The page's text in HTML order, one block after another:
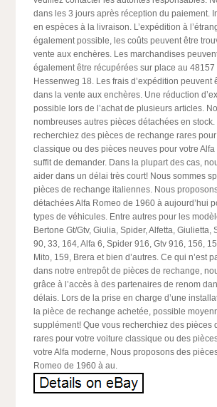
dans les 3 jours après réception du paiement.
en espèces à la livraison. L’expédition à
également possible, les coûts peuvent être
vente aux enchères. Les marchandises
également être récupérées sur place au 48157
Hessenweg 18. Les frais d’expédition peuvent
dans la vente aux enchères. Une réduction
possible lors de l’achat de plusieurs articles.
nombreuses autres pièces détachées en stock.
recherchiez des pièces de rechange rares
classique ou des pièces neuves pour votre Alfa
suffit de demander. Dans la plupart des cas,
aider dans un délai très court! Nous sommes
pièces de rechange italiennes. Nous
détachées Alfa Romeo de 1960 à aujourd’hui
types de véhicules. Entre autres pour les
Bertone Gt/Gtv, Giulia, Spider, Alfetta, Giulietta,
90, 33, 164, Alfa 6, Spider 916, Gtv 916, 156,
Mito, 159, Brera et bien d’autres. Ce qui n’est
dans notre entrepôt de pièces de rechange,
grâce à l’accès à des partenaires de renom
délais. Lors de la prise en charge d’une
la pièce de rechange achetée, possible
supplément! Que vous recherchiez des pièces
rares pour votre voiture classique ou des
votre Alfa moderne, Nous proposons des
Romeo de 1960 à au.